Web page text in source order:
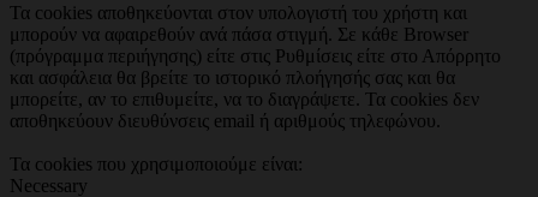
Τα cookies αποθηκεύονται στον υπολογιστή του χρήστη και
μπορούν να αφαιρεθούν ανά πάσα στιγμή. Σε κάθε Browser
(πρόγραμμα περιήγησης) είτε στις Ρυθμίσεις είτε στο Απόρρητο
και ασφάλεια θα βρείτε το ιστορικό πλοήγησής σας και θα
μπορείτε, αν το επιθυμείτε, να το διαγράψετε. Τα cookies δεν
αποθηκεύουν διευθύνσεις email ή αριθμούς τηλεφώνου.
Τα cookies που χρησιμοποιούμε είναι:
Necessary